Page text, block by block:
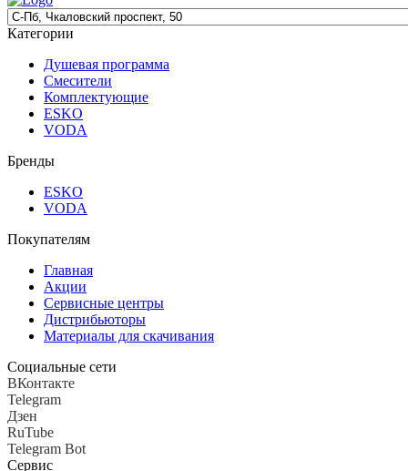
Категории
Душевая программа
Смесители
Комплектующие
ESKO
VODA
Бренды
ESKO
VODA
Покупателям
Главная
Акции
Сервисные центры
Дистрибьюторы
Материалы для скачивания
Социальные сети
ВКонтакте
Telegram
Дзен
RuTube
Telegram Bot
Сервис